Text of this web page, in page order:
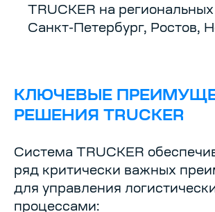
TRUCKER на
Санкт-Петербург, Ростов,
КЛЮЧЕВЫЕ
РЕШЕНИЯ TRUCKER
Система TRUCKER
ряд критически важных
для управления
процессами: